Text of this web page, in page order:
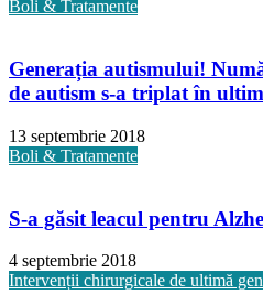
Boli & Tratamente
Generația autismului!
de autism s-a triplat în
13 septembrie 2018
Boli & Tratamente
S-a găsit leacul pentru
4 septembrie 2018
Intervenții chirurgicale de ultimă